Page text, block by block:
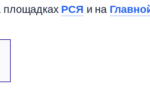
площадкахРСЯ и на